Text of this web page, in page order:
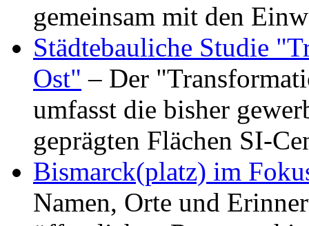
gemeinsam mit den
Städtebauliche Studie
Ost" – Der
umfasst die bisher
geprägten Flächen SI-
Bismarck(platz) im
Namen, Orte und